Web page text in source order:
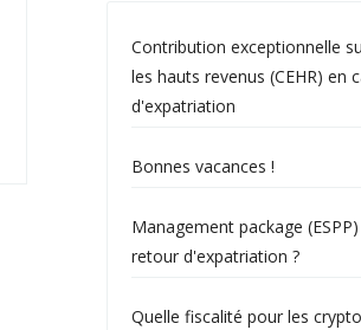
Contribution exceptionnelle
les hauts revenus (CEHR) en
d'expatriation
Bonnes vacances !
Management package
retour d'expatriation ?
Quelle fiscalité pour les